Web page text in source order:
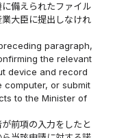
備えられたファイル
大臣に提出しなけれ
paragraph,
the relevant
device and record
or submit
to the Minister of
前項の入力をしたと